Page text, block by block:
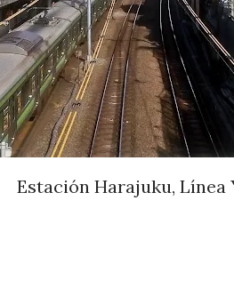
Estación Harajuku, Línea